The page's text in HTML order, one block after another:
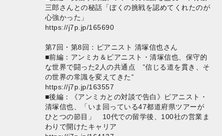
三郎さんとの秘話「ぼくの挑戦を認めてくれたのが
心強かった」
https://j7p.jp/165690
第7回・第8回：ピアニスト 清塚信也さん
■前編：アンミカ＆ピアニスト・清塚信也、保守的
な世界で闘った2人の共通点 ”信じる道を貫き、そ
の世界の常識を変えてきた”
https://j7p.jp/163557
■後編：《アンミカとの対談で告白》ピアニスト・
清塚信也、「いま回っている47都道府県ツアーが
ひとつの節目」 10代での留学後、100社の営業ま
わりで開けたキャリア